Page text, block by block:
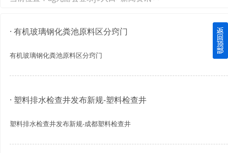
四川玻璃钢化粪池逐渐取代传统玻璃钢化粪池的这几点原因
使用成都玻璃钢化粪池的七大好处你都记住了吗？
· 有机玻璃钢化粪池原料区分窍门
有机玻璃钢化粪池原料区分窍门
· 塑料排水检查井发布新规-塑料检查井
塑料排水检查井发布新规-成都塑料检查井